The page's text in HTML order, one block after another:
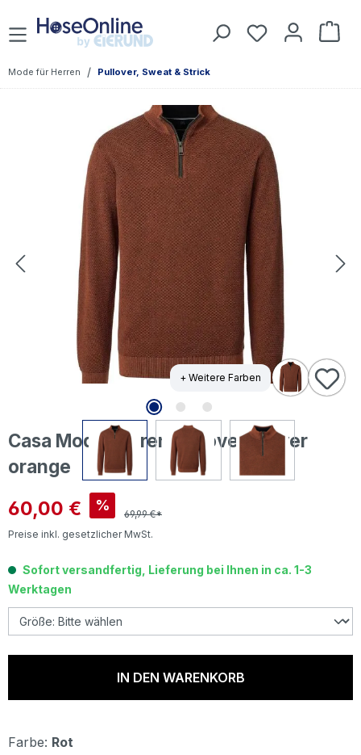
Zum Hauptinhalt springen Du hast 0
Mode für Herren / Pullover, Sweat & Strick
Bildergalerie überspringen
+ Weitere Farben
Casa Moda Herren Pullover Troyer
orange
Verkaufspreis:
60,00 € %
69,99 €*
Preise inkl. gesetzlicher MwSt.
Sofort versandfertig, Lieferung bei Ihnen in ca. 1-3
Werktagen
IN DEN WARENKORB
Farbe: Rot